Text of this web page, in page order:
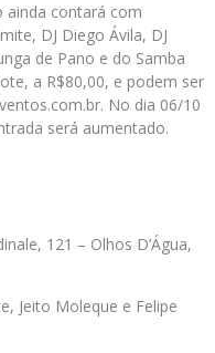
ainda contará com
DJ Diego Ávila, DJ
de Pano e do Samba
a R$80,00, e podem ser
No dia 06/10
será aumentado.
121 – Olhos D’Água,
Jeito Moleque e Felipe